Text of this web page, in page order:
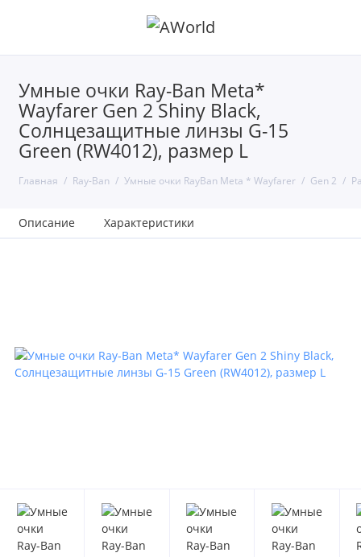
Умные очки Ray-Ban Meta*
Wayfarer Gen 2 Shiny Black,
Солнцезащитные линзы G-15
Green (RW4012), размер L
Главная Ray-Ban Умные очки RayBan Meta * Wayfarer Gen 2
Описание Характеристики